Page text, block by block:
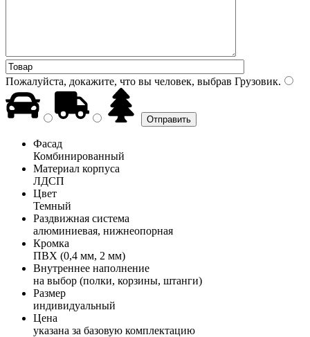
Пожалуйста, докажите, что вы человек, выбрав Грузовик.
Фасад
Комбинированный
Материал корпуса
ЛДСП
Цвет
Темный
Раздвижная система
алюминиевая, нижнеопорная
Кромка
ПВХ (0,4 мм, 2 мм)
Внутреннее наполнение
на выбор (полки, корзины, штанги)
Размер
индивидуальный
Цена
указана за базовую комплектацию